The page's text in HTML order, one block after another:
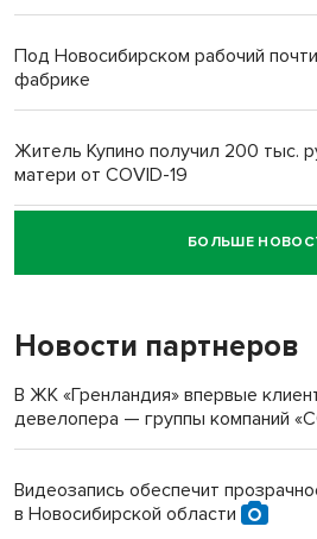
Под Новосибирском рабочий
фабрике
Житель Купино получил 200 тыс.
матери от COVID-19
Новосибирский суд наказал
пенсионерки на вокзале
БОЛЬШЕ
Новости партнеров
В ЖК «Гренландия» впервые
девелопера — группы компаний
Видеозапись обеспечит
в Новосибирской области